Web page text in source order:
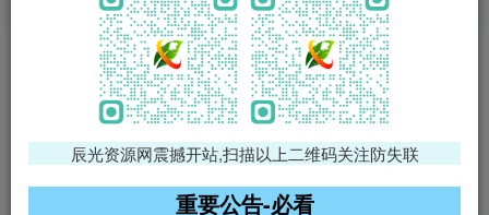
VIP特权介绍
影视源码
免费领支付宝红包
腾讯轻量4核4G3M服务器38元/
辰光资源网震撼开站,扫描以上二维码关注防失联
重要公告-必看